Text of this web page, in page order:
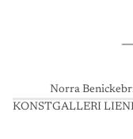
Norra
KONSTGALLERI